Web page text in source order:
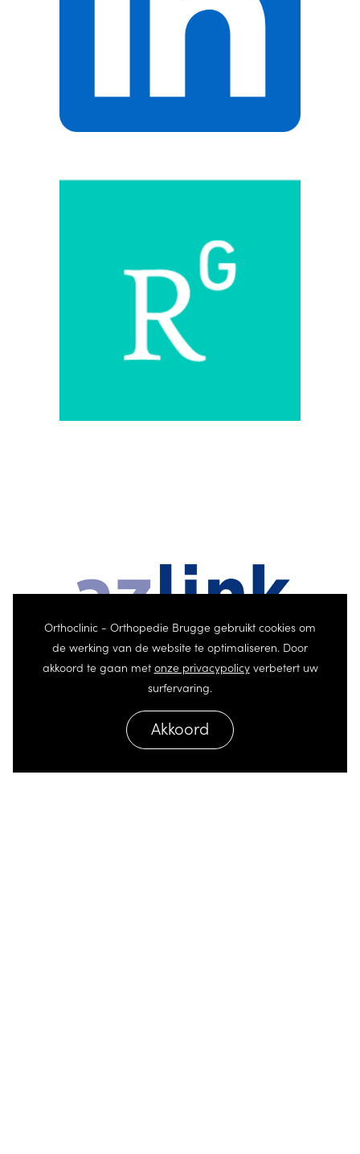
Orthoclinic - Orthopedie Brugge gebruikt cookies om
de werking van de website te optimaliseren. Door
akkoord te gaan met onze privacypolicyverbetert uw
surfervaring.
Akkoord